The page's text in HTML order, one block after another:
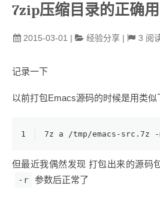
7zip压缩目录的正确
2015-03-01 | 经验分享 | 3 阅
记录一下
以前打包Emacs源码的时候是用类似
1 7z a /tmp/emacs-
但最近我偶然发现 打包出来的源码
-r 参数后正常了